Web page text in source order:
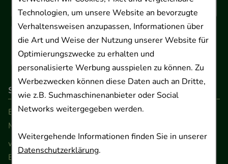
Technologien, um unsere Website an bevorzugte
Verhaltensweisen anzupassen, Informationen über
die Art und Weise der Nutzung unserer Website für
Optimierungszwecke zu erhalten und
personalisierte Werbung ausspielen zu können. Zu
Werbezwecken können diese Daten auch an Dritte,
wie z.B. Suchmaschinenanbieter oder Social
Networks weitergegeben werden.
Weitergehende Informationen finden Sie in unserer
Datenschutzerklärung.
So erreichen Sie uns
Beratung und Kundenservice:
Montag - Freitag von 9.00 bis 17.00 Uhr
www.ApoSalis.de
Ernst-August-Platz 2 · 30159 Hannover